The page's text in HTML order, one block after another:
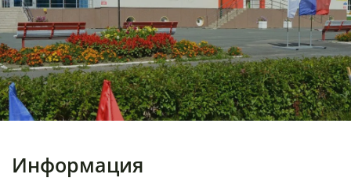
Информация